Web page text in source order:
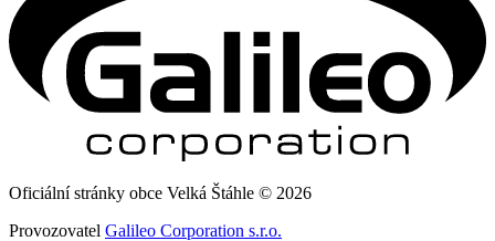
Oficiální stránky obce Velká Štáhle © 2026
Provozovatel Galileo Corporation s.r.o.